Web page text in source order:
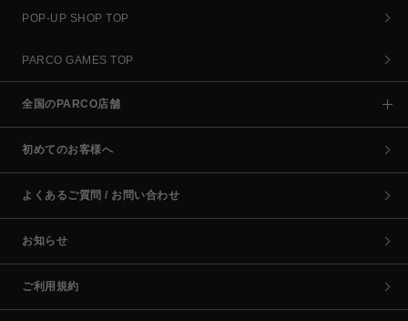
POP-UP SHOP TOP
PARCO GAMES TOP
全国のPARCO店舗
初めてのお客様へ
よくあるご質問 / お問い合わせ
お知らせ
ご利用規約